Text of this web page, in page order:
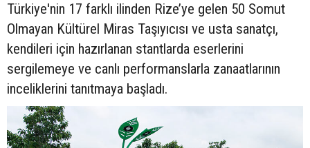
Türkiye'nin 17 farklı ilinden Rize’ye gelen 50 Somut
Olmayan Kültürel Miras Taşıyıcısı ve usta sanatçı,
kendileri için hazırlanan stantlarda eserlerini
sergilemeye ve canlı performanslarla zanaatlarının
inceliklerini tanıtmaya başladı.